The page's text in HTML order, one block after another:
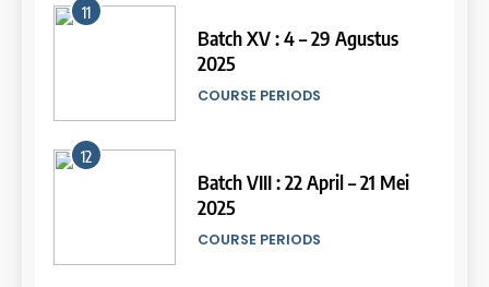
16
Online IELTS Course
LEIDEN INSTITUTE
17
Proofreading Service
LEIDEN INSTITUTE
11
Batch XV : 4 – 29 Agustus
2025
COURSE PERIODS
12
Batch VIII : 22 April – 21 Mei
2025
COURSE PERIODS
IELTS